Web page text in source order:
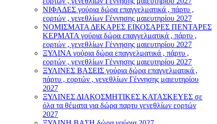
ΝΙΦΑΔΕΣ γούρια δώρα επαγγελματικά , πάρτυ ,
εορτών , γενεθλίων Γέννησης μαιευτηρίου 2027
ΝΟΜΙΣΜΑΤΑ ΔΕΚΑΡΕΣ ΕΙΚΟΣΑΡΕΣ ΠΕΝΤΑΡΕΣ
ΚΕΡΜΑΤΑ γούρια δώρα επαγγελματικά , πάρτυ ,
εορτών , γενεθλίων Γέννησης μαιευτηρίου 2027
ΞΥΛΙΝΑ γούρια δώρα επαγγελματικά , πάρτυ ,
εορτών , γενεθλίων Γέννησης μαιευτηρίου 2027
ΞΥΛΙΝΕΣ ΒΑΣΕΙΣ γούρια δώρα επαγγελματικά ,
πάρτυ , εορτών , γενεθλίων Γέννησης μαιευτηρίου
2027
ΞΥΛΙΝΕΣ ΔΙΑΚΟΣΜΗΤΙΚΕΣ ΚΑΤΑΣΚΕΥΕΣ σε
όλα τα θέματα για δώρα παρτυ γενεθλίων εορτών
2027